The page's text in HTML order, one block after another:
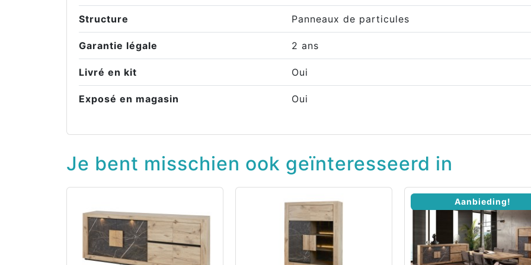
Structure Panneaux de particules
Garantie légale 2 ans
Livré en kit Oui
Exposé en magasin Oui
Je bent misschien ook geïnteresseerd in
Aanbieding!